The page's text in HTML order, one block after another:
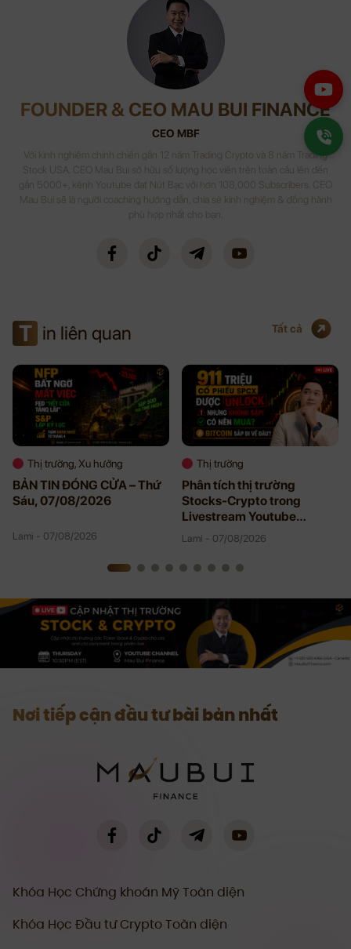
FOUNDER & CEO MAU BUI FINANCE
CEO MBF
Với kinh nghiệm chinh chiến gần 12 năm Trading Crypto và 8 năm Trading
Stock USA. CEO Mau Bui sở hữu số lượng học viên trên toàn cầu lên đến
gần 5000+, kênh Youtube đạt Nút Bạc với hơn 108,000 Subscribers. CEO
Mau Bui sẽ là người coaching hướng dẫn, chia sẻ kinh nghiệm & đồng hành
phù hợp nhất cho bạn.
T in liên quan Tất cả
Thị trường, Xu hướng
BẢN TIN ĐÓNG CỬA – Thứ
Sáu, 07/08/2026
Lami - 07/08/2026
Thị trường
Phân tích thị trường
Stocks-Crypto trong
Livestream Youtube
08/06/2026
Lami - 07/08/2026
Nơi tiếp cận đầu tư bài bản nhất
Khóa Học Chứng khoán Mỹ Toàn diện
Khóa Học Đầu tư Crypto Toàn diện